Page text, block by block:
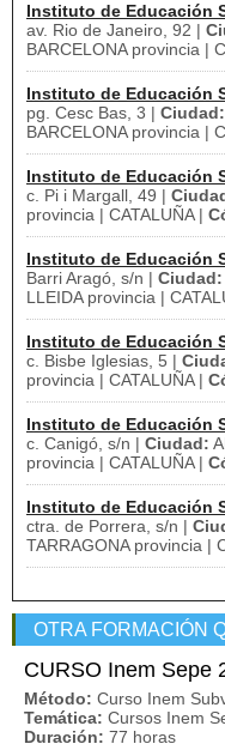
Instituto de Educación
av. Rio de Janeiro, 92 |
BARCELONA provincia |
Instituto de Educación
pg. Cesc Bas, 3 | Ciudad:
BARCELONA provincia |
Instituto de Educación
c. Pi i Margall, 49 |
provincia | CATALUÑA |
Instituto de Educación
Barri Aragó, s/n | Ciudad:
LLEIDA provincia |
Instituto de Educación
c. Bisbe Iglesias, 5 |
provincia | CATALUÑA |
Instituto de Educación
c. Canigó, s/n | Ciudad:
provincia | CATALUÑA |
Instituto de Educación
ctra. de Porrera, s/n |
TARRAGONA provincia |
OTRA FORMACIÓN
CURSO Inem Sepe
Método: Curso Inem
Temática: Cursos Inem
Duración: 77 horas